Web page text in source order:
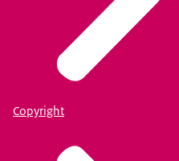
Copyright